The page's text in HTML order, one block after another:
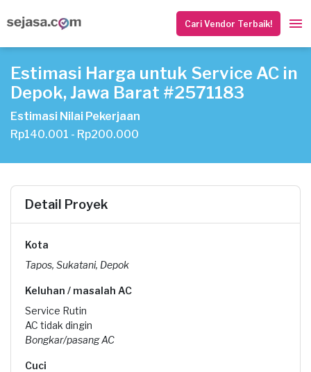
Cari Vendor Terbaik!
Estimasi Harga untuk Service AC in
Depok, Jawa Barat #2571183
Estimasi Nilai Pekerjaan
Rp140.001 - Rp200.000
Detail Proyek
Kota
Tapos, Sukatani, Depok
Keluhan / masalah AC
Service Rutin
AC tidak dingin
Bongkar/pasang AC
Cuci